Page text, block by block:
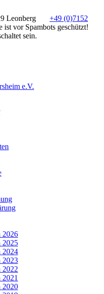
Leonberg
+49 (0)7152
ist vor Spambots geschützt!
sein.
2026
2025
2024
2023
2022
2020